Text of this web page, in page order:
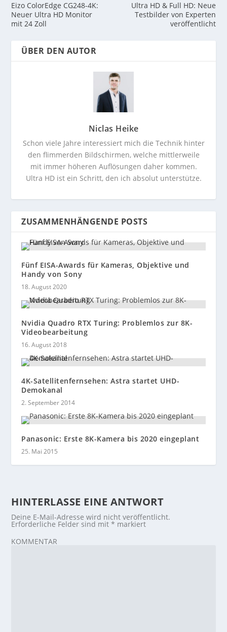
Eizo ColorEdge CG248-4K:
Neuer Ultra HD Monitor
mit 24 Zoll
Ultra HD & Full HD: Neue
Testbilder von Experten
veröffentlicht
ÜBER DEN AUTOR
Niclas Heike
Schon viele Jahre interessiert mich die Technik hinter
den flimmerden Bildschirmen, welche mittlerweile
mit immer höheren Auflösungen daher kommen.
Ultra HD ist ein Schritt, den ich absolut unterstütze.
ZUSAMMENHÄNGENDE POSTS
Fünf EISA-Awards für Kameras, Objektive und
Handy von Sony
18. August 2020
Nvidia Quadro RTX Turing: Problemlos zur 8K-
Videobearbeitung
16. August 2018
4K-Satellitenfernsehen: Astra startet UHD-
Demokanal
2. September 2014
Panasonic: Erste 8K-Kamera bis 2020 eingeplant
25. Mai 2015
HINTERLASSE EINE ANTWORT
Deine E-Mail-Adresse wird nicht veröffentlicht.
Erforderliche Felder sind mit* markiert
KOMMENTAR